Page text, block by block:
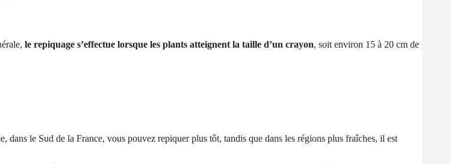
le repiquage s’effectue lorsque les plants atteignent la taille d’un crayon, soit environ 15 à 20 cm de
le Sud de la France, vous pouvez repiquer plus tôt, tandis que dans les régions plus fraîches, il est